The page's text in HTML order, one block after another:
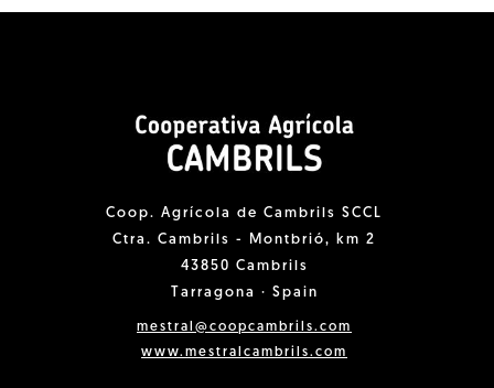
Coop. Agrícola de Cambrils SCCL
Ctra. Cambrils - Montbrió, km 2
43850 Cambrils
Tarragona · Spain
mestral@coopcambrils.com
www.mestralcambrils.com